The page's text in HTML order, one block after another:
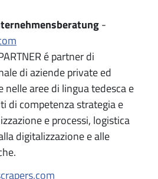
-
é partner di
di aziende private ed
aree di lingua tedesca e
di competenza strategia e
e processi, logistica
digitalizzazione e alle